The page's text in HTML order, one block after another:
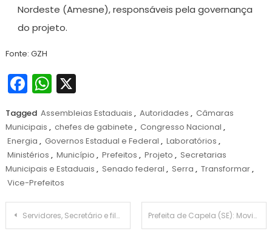
Nordeste (Amesne), responsáveis pela governança
do projeto.
Fonte: GZH
Facebook
WhatsApp
X
Tagged Assembleias Estaduais , Autoridades , Câmaras
Municipais , chefes de gabinete , Congresso Nacional ,
Energia , Governos Estadual e Federal , Laboratórios ,
Ministérios , Município , Prefeitos , Projeto , Secretarias
Municipais e Estaduais , Senado federal , Serra , Transformar,
Vice-Prefeitos
Navegação
Servidores, Secretário e filho são alvo de operação por fraudes na Prefeitura de Aragarças Prefeita de Capela (SE): Movimento Mulheres Municipalistas e CNM repudiam violência política de gênero